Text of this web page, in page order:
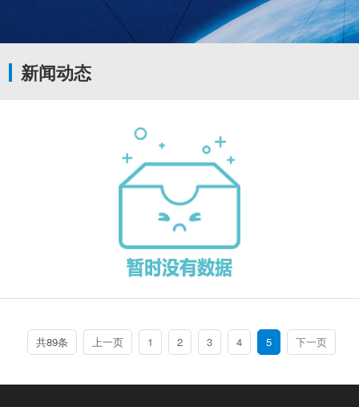
新闻动态
共89条 上一页 1 2 3 4 5 下一页